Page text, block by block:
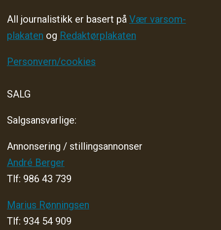
All journalistikk er basert på Vær varsom-
plakaten og Redaktørplakaten
Personvern/cookies
SALG
Salgsansvarlige:
Annonsering / stillingsannonser
André Berger
Tlf: 986 43 739
Marius Rønningsen
Tlf: 934 54 909